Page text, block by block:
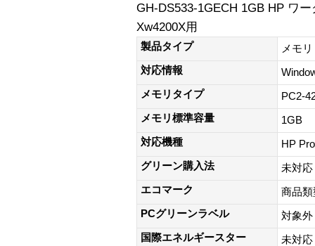
GH-DS533-1GECH 1GB HP ワ
Xw4200X用
製品タイプ
メモリ
対応情報
メモリタイプ
PC2-
メモリ標準容量
1GB
対応機種
HP
グリーン購入法
未対応
エコマーク
商品類
PCグリーンラベル
対象外
国際エネルギースター
未対応